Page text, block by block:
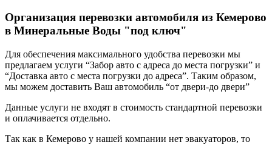
Организация перевозки автомобиля из Кемерово
в Минеральные Воды "под ключ"
Для обеспечения максимального удобства перевозки мы
предлагаем услуги “Забор авто с адреса до места погрузки” и
“Доставка авто с места погрузки до адреса”. Таким образом,
мы можем доставить Ваш автомобиль “от двери-до двери”
Данные услуги не входят в стоимость стандартной перевозки
и оплачивается отдельно.
Так как в Кемерово у нашей компании нет эвакуаторов, то